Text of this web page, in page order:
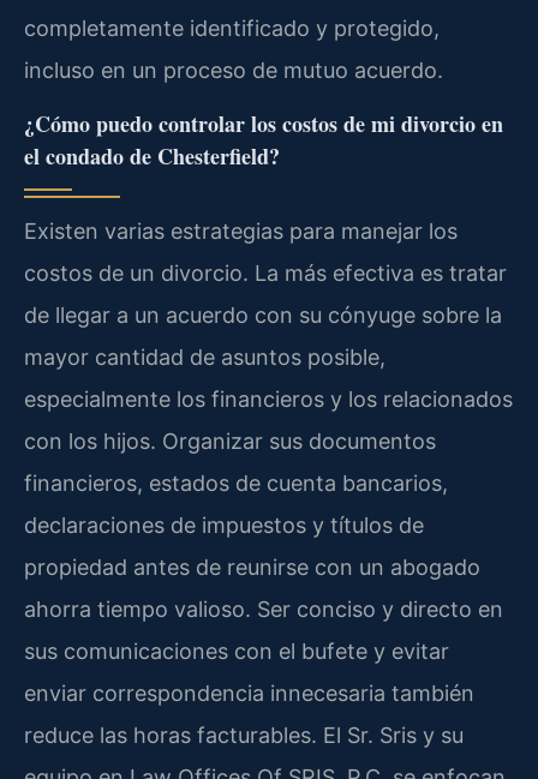
completamente identificado y protegido,
incluso en un proceso de mutuo acuerdo.
¿Cómo puedo controlar los costos de mi divorcio en
el condado de Chesterfield?
Existen varias estrategias para manejar los
costos de un divorcio. La más efectiva es tratar
de llegar a un acuerdo con su cónyuge sobre la
mayor cantidad de asuntos posible,
especialmente los financieros y los relacionados
con los hijos. Organizar sus documentos
financieros, estados de cuenta bancarios,
declaraciones de impuestos y títulos de
propiedad antes de reunirse con un abogado
ahorra tiempo valioso. Ser conciso y directo en
sus comunicaciones con el bufete y evitar
enviar correspondencia innecesaria también
reduce las horas facturables. El Sr. Sris y su